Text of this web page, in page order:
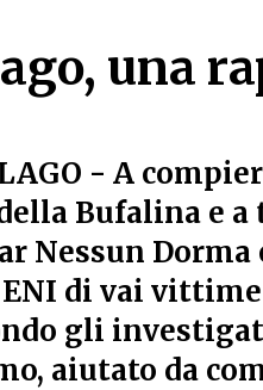
una
una
- A
Bufalina e a
Nessun Dorma
di vai vittime
gli
aiutato da